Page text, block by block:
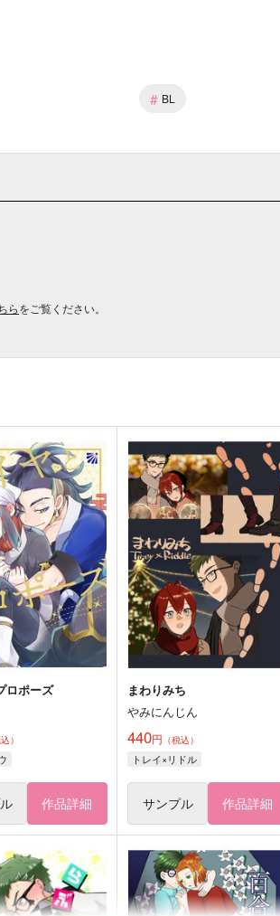
# BL
らをご覧ください。
ロポーズ
）
作品詳細
まわりみち
やみにんじん
440円 （税込）
トレイ×リドル
サンプル 作品詳細